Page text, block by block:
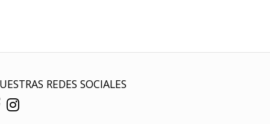
REDES SOCIALES